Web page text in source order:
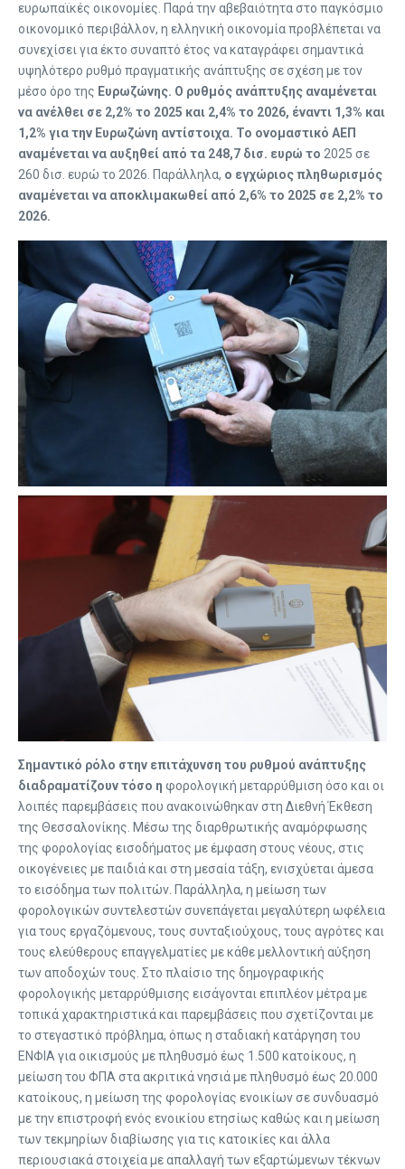
ευρωπαϊκές οικονομίες. Παρά την αβεβαιότητα στο παγκόσμιο
οικονομικό περιβάλλον, η ελληνική οικονομία προβλέπεται να
συνεχίσει για έκτο συναπτό έτος να καταγράφει σημαντικά
υψηλότερο ρυθμό πραγματικής ανάπτυξης σε σχέση με τον
μέσο όρο της Ευρωζώνης. Ο ρυθμός ανάπτυξης αναμένεται
να ανέλθει σε 2,2% το 2025 και 2,4% το 2026, έναντι 1,3% και
1,2% για την Ευρωζώνη αντίστοιχα. Το ονομαστικό ΑΕΠ
αναμένεται να αυξηθεί από τα 248,7 δισ. ευρώ το 2025 σε
260 δισ. ευρώ το 2026. Παράλληλα, ο εγχώριος πληθωρισμός
αναμένεται να αποκλιμακωθεί από 2,6% το 2025 σε 2,2% το
2026.
Σημαντικό ρόλο στην επιτάχυνση του ρυθμού ανάπτυξης
διαδραματίζουν τόσο η φορολογική μεταρρύθμιση όσο και οι
λοιπές παρεμβάσεις που ανακοινώθηκαν στη Διεθνή Έκθεση
της Θεσσαλονίκης. Μέσω της διαρθρωτικής αναμόρφωσης
της φορολογίας εισοδήματος με έμφαση στους νέους, στις
οικογένειες με παιδιά και στη μεσαία τάξη, ενισχύεται άμεσα
το εισόδημα των πολιτών. Παράλληλα, η μείωση των
φορολογικών συντελεστών συνεπάγεται μεγαλύτερη ωφέλεια
για τους εργαζόμενους, τους συνταξιούχους, τους αγρότες και
τους ελεύθερους επαγγελματίες με κάθε μελλοντική αύξηση
των αποδοχών τους. Στο πλαίσιο της δημογραφικής
φορολογικής μεταρρύθμισης εισάγονται επιπλέον μέτρα με
τοπικά χαρακτηριστικά και παρεμβάσεις που σχετίζονται με
το στεγαστικό πρόβλημα, όπως η σταδιακή κατάργηση του
ΕΝΦΙΑ για οικισμούς με πληθυσμό έως 1.500 κατοίκους, η
μείωση του ΦΠΑ στα ακριτικά νησιά με πληθυσμό έως 20.000
κατοίκους, η μείωση της φορολογίας ενοικίων σε συνδυασμό
με την επιστροφή ενός ενοικίου ετησίως καθώς και η μείωση
των τεκμηρίων διαβίωσης για τις κατοικίες και άλλα
περιουσιακά στοιχεία με απαλλαγή των εξαρτώμενων τέκνων